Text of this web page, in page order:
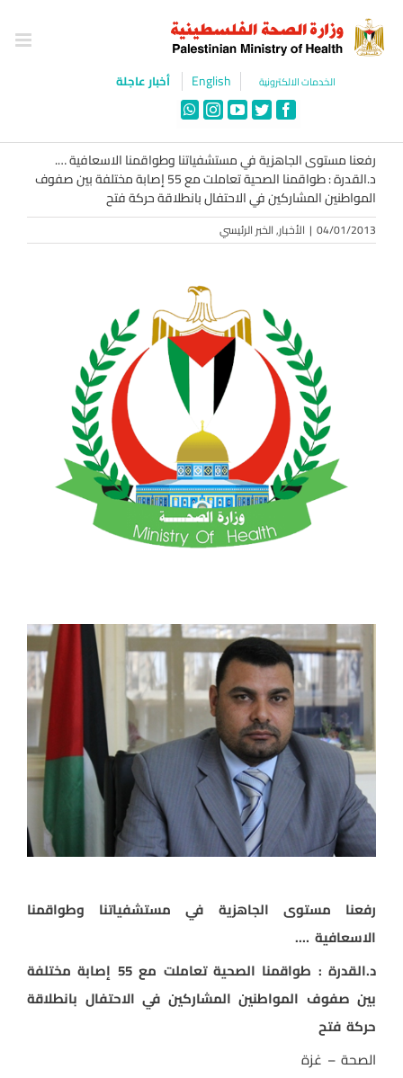
content
الخدمات الالكترونية English أخبار عاجلة
Facebook
Twitter
YouTube
Instagram
WhatsApp
رفعنا مستوى الجاهزية في مستشفياتنا وطواقمنا الاسعافية ….
د.القدرة : طواقمنا الصحية تعاملت مع 55 إصابة مختلفة بين صفوف
المواطنين المشاركين في الاحتفال بانطلاقة حركة فتح
04/01/2013
| الأخبار,الخبر الرئيسي
رفعنا مستوى الجاهزية في مستشفياتنا وطواقمنا
الاسعافية ….
د.القدرة : طواقمنا الصحية تعاملت مع 55 إصابة مختلفة
بين صفوف المواطنين المشاركين في الاحتفال بانطلاقة
حركة فتح
الصحة – غزة